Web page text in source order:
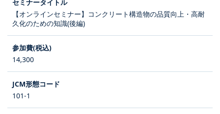
【オンラインセミナー】コンクリート構造物の品質向上・高耐
久化のための知識(後編)
14,300
101-1